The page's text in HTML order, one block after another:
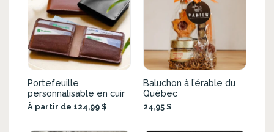
Portefeuille
personnalisable en cuir
À partir de 124,99 $
Baluchon à l’érable du
Québec
24,95 $